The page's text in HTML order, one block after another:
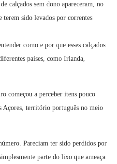
calçados sem dono apareceram, no
terem sido levados por correntes
como e por que esses calçados
países, como Irlanda,
começou a perceber itens pouco
Açores, território português no meio
Pareciam ter sido perdidos por
parte do lixo que ameaça